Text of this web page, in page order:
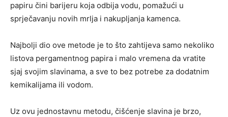
papiru čini barijeru koja odbija vodu, pomažući u
sprječavanju novih mrlja i nakupljanja kamenca.
Najbolji dio ove metode je to što zahtijeva samo nekoliko
listova pergamentnog papira i malo vremena da vratite
sjaj svojim slavinama, a sve to bez potrebe za dodatnim
kemikalijama ili vodom.
Uz ovu jednostavnu metodu, čišćenje slavina je brzo,